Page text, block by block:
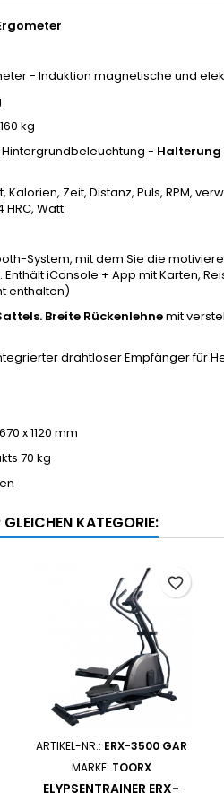
- Induktion magnetische und
160 kg
-
Zeit, Distanz, Puls, RPM,
HRC, Watt
System, mit dem Sie die
iConsole + App mit Karten,
enthalten)
Breite Rückenlehnemit
drahtloser Empfänger für
x 1120 mm
70 kg
KATEGORIE:
ARTIKEL-NR.: ERX-3500 GAR
MARKE: TOORX
ELYPSENTRAINER ERX-
favorite_border